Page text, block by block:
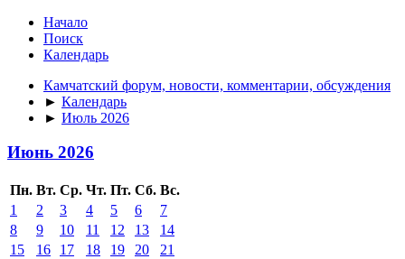
Начало
Поиск
Календарь
Камчатский форум, новости, комментарии, обсуждения
► Календарь
► Июль 2026
Июнь 2026
Пн. Вт. Ср. Чт. Пт. Сб. Вс.
1
2 3 4 5 6
7
8
9 10 11 12 13
14
15
16 17 18 19 20
21